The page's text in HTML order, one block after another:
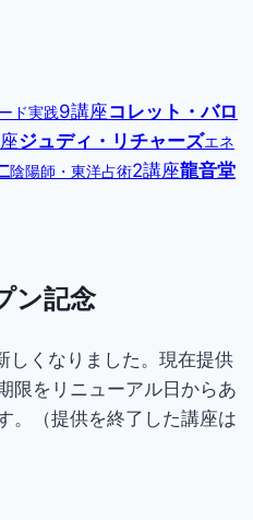
ド実践9講座コレット・バロ
ジュディ・リチャーズエネ
陰陽師・東洋占術2講座龍音堂
ン記念
しくなりました。現在提供
限をリニューアル日からあ
。（提供を終了した講座は